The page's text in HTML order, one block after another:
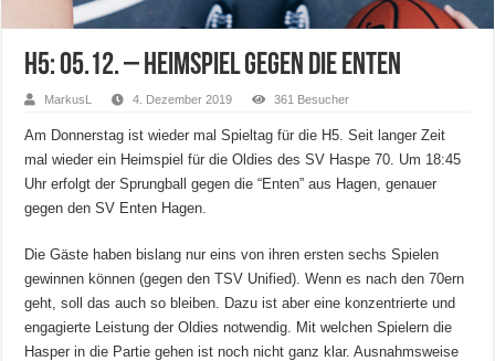
H5: 05.12. – Heimspiel gegen die Enten
MarkusL 4. Dezember 2019 361 Besucher
Am Donnerstag ist wieder mal Spieltag für die H5. Seit langer Zeit
mal wieder ein Heimspiel für die Oldies des SV Haspe 70. Um 18:45
Uhr erfolgt der Sprungball gegen die “Enten” aus Hagen, genauer
gegen den SV Enten Hagen.
Die Gäste haben bislang nur eins von ihren ersten sechs Spielen
gewinnen können (gegen den TSV Unified). Wenn es nach den 70ern
geht, soll das auch so bleiben. Dazu ist aber eine konzentrierte und
engagierte Leistung der Oldies notwendig. Mit welchen Spielern die
Hasper in die Partie gehen ist noch nicht ganz klar. Ausnahmsweise